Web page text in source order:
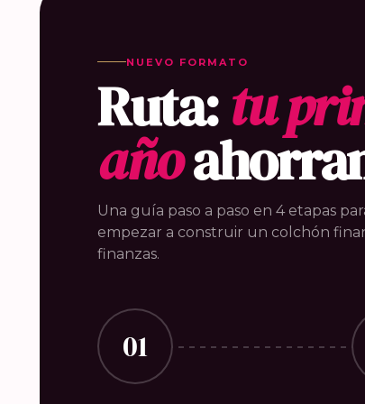
NUEVO FORMATO
Ruta:tu
año
Una guía paso a paso en 4 etapas
empezar a construir un colchón
finanzas.
01